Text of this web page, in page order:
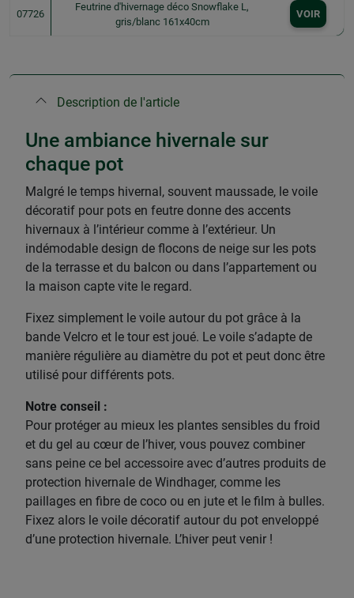
07726
Feutrine d'hivernage déco Snowflake L,
gris/blanc 161x40cm
VOIR
Description de l'article
Une ambiance hivernale sur
chaque pot
Malgré le temps hivernal, souvent maussade, le voile
décoratif pour pots en feutre donne des accents
hivernaux à l’intérieur comme à l’extérieur. Un
indémodable design de flocons de neige sur les pots
de la terrasse et du balcon ou dans l’appartement ou
la maison capte vite le regard.
Fixez simplement le voile autour du pot grâce à la
bande Velcro et le tour est joué. Le voile s’adapte de
manière régulière au diamètre du pot et peut donc être
utilisé pour différents pots.
Notre conseil :
Pour protéger au mieux les plantes sensibles du froid
et du gel au cœur de l’hiver, vous pouvez combiner
sans peine ce bel accessoire avec d’autres produits de
protection hivernale de Windhager, comme les
paillages en fibre de coco ou en jute et le film à bulles.
Fixez alors le voile décoratif autour du pot enveloppé
d’une protection hivernale. L’hiver peut venir !